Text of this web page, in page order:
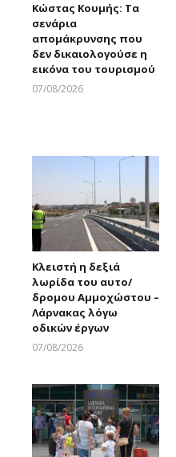
Κώστας Κουμής: Τα
σενάρια
απομάκρυνσης που
δεν δικαιολογούσε η
εικόνα του τουρισμού
07/08/2026
Κλειστή η δεξιά
λωρίδα του αυτο/
δρομου Αμμοχώστου –
Λάρνακας λόγω
οδικών έργων
07/08/2026